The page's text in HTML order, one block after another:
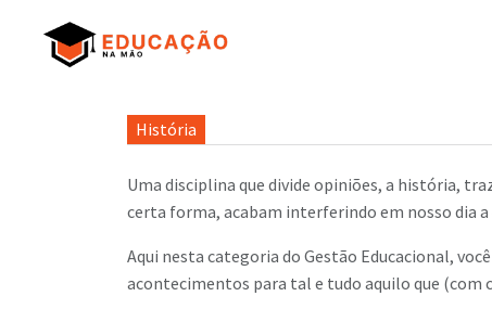
História
Uma disciplina que divide opiniões, a história,
certa forma, acabam interferindo em nosso dia
Aqui nesta categoria do Gestão Educacional,
acontecimentos para tal e tudo aquilo que (com